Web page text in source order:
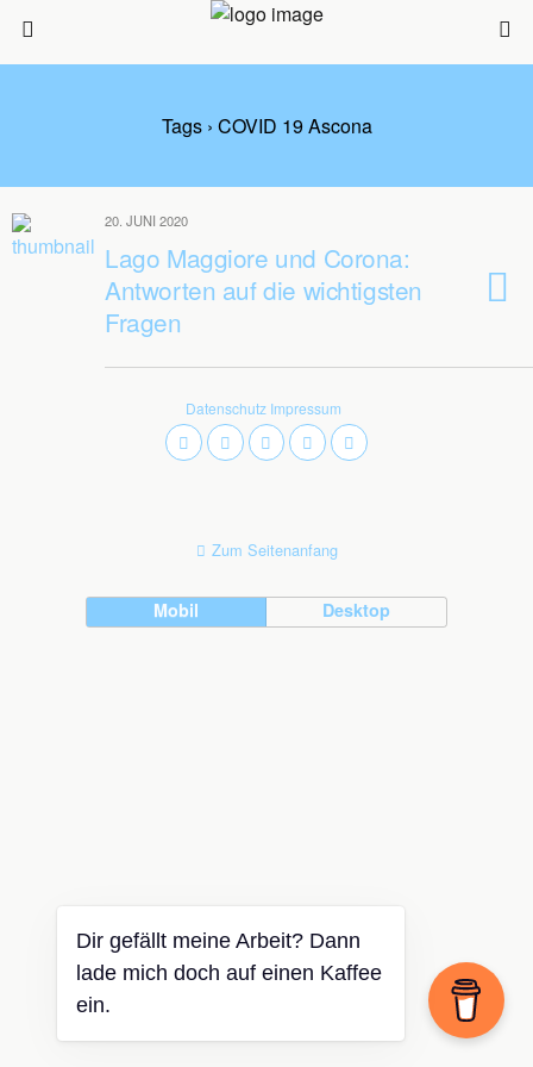
Tags › COVID 19 Ascona
20. JUNI 2020
Lago Maggiore und Corona:
Antworten auf die wichtigsten
Fragen
Datenschutz Impressum
Zum Seitenanfang
Mobil Desktop
Dir gefällt meine Arbeit? Dann
lade mich doch auf einen Kaffee
ein.